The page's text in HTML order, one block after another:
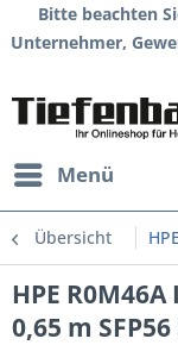
Bitte beachten
Unternehmer,
Menü
Übersicht HPE
HPE
0,65 m